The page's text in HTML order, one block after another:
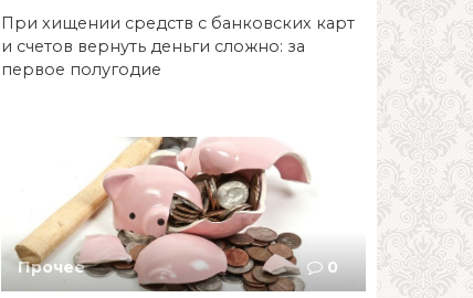
При хищении средств с банковских карт
и счетов вернуть деньги сложно: за
первое полугодие
Прочее 0